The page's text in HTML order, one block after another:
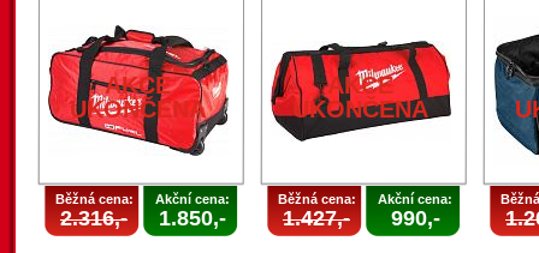
AKCE
UKONČENA
Běžná cena:
2.316,-
Akční cena:
1.850,-
AKCE
UKONČENA
Běžná cena:
1.427,-
Akční cena:
990,-